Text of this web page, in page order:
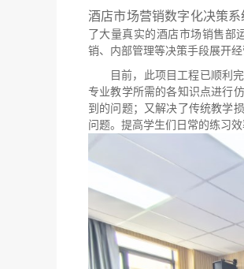
酒店市场营销数字化决策系
了大量真实的酒店市场销售
销、内部管理等决策手段展开
目前，此项目工程已顺利
专业教学所需的各知识点进行
到的问题；又解决了传统教学
问题。提高学生们日常的练习